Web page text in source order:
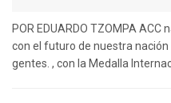
POR EDUARDO TZOMPA
con el futuro de nuestra
gentes. , con la Medalla